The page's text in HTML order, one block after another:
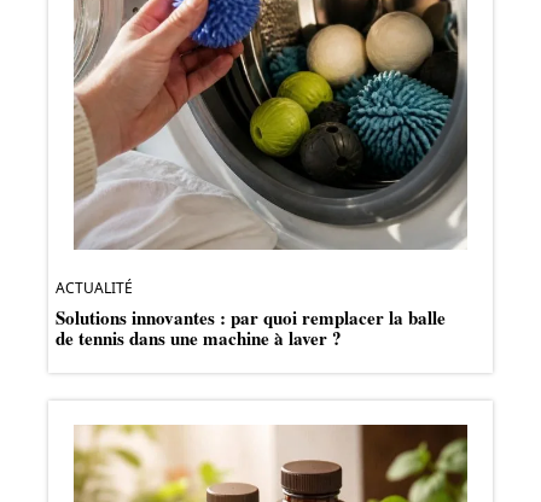
ACTUALITÉ
Solutions innovantes : par quoi remplacer la balle
de tennis dans une machine à laver ?